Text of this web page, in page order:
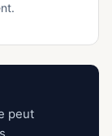
peut